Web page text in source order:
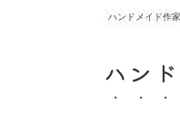
ハンドメイド作
ハン